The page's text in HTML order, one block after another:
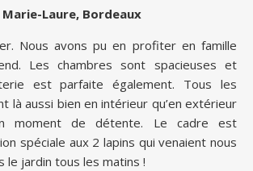
Marie-Laure, Bordeaux
Nous avons pu en profiter en famille
Les chambres sont spacieuses et
est parfaite également. Tous les
là aussi bien en intérieur qu’en extérieur
moment de détente. Le cadre est
spéciale aux 2 lapins qui venaient nous
le jardin tous les matins !